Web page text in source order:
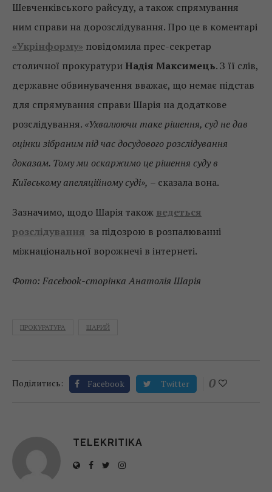
Шевченківського райсуду, а також спрямування
ним справи на дорозслідування. Про це в коментарі
«Укрінформу» повідомила прес-секретар
столичної прокуратури Надія Максимець. З її слів,
державне обвинувачення вважає, що немає підстав
для спрямування справи Шарія на додаткове
розслідування. «Ухвалюючи таке рішення, суд не дав
оцінки зібраним під час досудового розслідування
доказам. Тому ми оскаржимо це рішення суду в
Київському апеляційному суді», – сказала вона.
Зазначимо, щодо Шарія також ведеться
розслідування за підозрою в розпалюванні
міжнаціональної ворожнечі в інтернеті.
Фото: Facebook-сторінка Анатолія Шарія
ПРОКУРАТУРА ШАРИЙ
Поділитись: Facebook Twitter 0
TELEKRITIKA